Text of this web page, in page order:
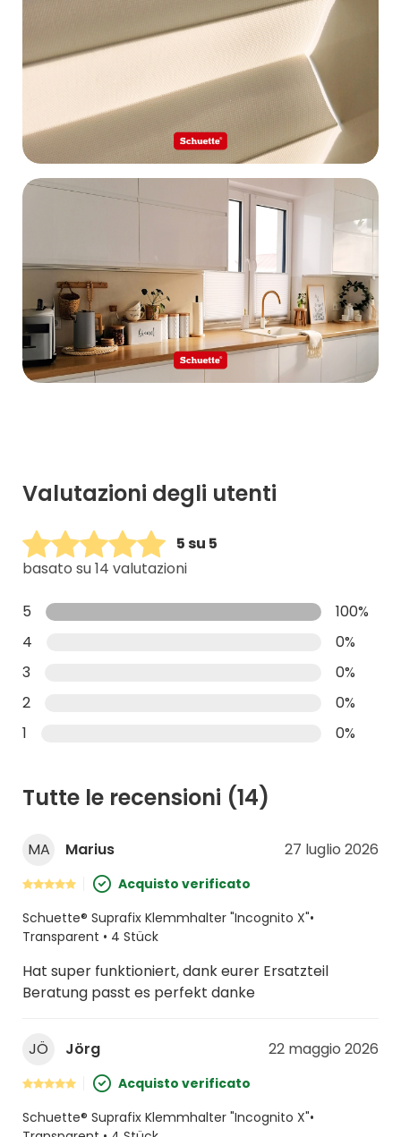
Valutazioni degli utenti
5 su 5
basato su 14 valutazioni
5
100%
4
0%
3
0%
2
0%
1
0%
Tutte le recensioni (14)
MA Marius 27 luglio 2026
Acquisto verificato
Schuette® Suprafix Klemmhalter "Incognito X"•
Transparent • 4 Stück
Hat super funktioniert, dank eurer Ersatzteil
Beratung passt es perfekt danke
JÖ Jörg 22 maggio 2026
Acquisto verificato
Schuette® Suprafix Klemmhalter "Incognito X"•